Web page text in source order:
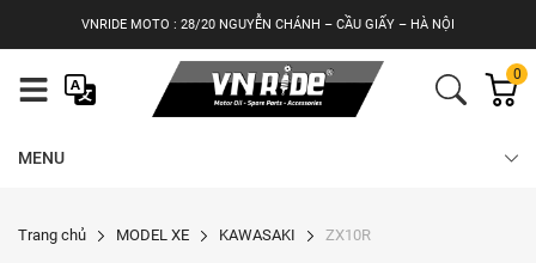
VNRIDE MOTO : 28/20 NGUYỄN CHÁNH – CẦU GIẤY – HÀ NỘI
0
MENU
Trang chủ MODEL XE KAWASAKI ZX10R